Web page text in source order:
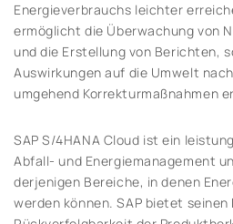
Energieverbrauchs leichter
ermöglicht die Überwachung von
und die Erstellung von Berichten,
Auswirkungen auf die Umwelt
umgehend Korrekturmaßnahmen
SAP S/4HANA Cloud ist ein
Abfall- und Energiemanagement
derjenigen Bereiche, in denen
werden können. SAP bietet seinen